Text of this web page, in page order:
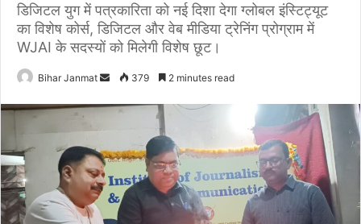
डिजिटल युग में पत्रकारिता को नई दिशा देगा ग्लोबल इंस्टिट्यूट
का विशेष कोर्स, डिजिटल और वेब मीडिया ट्रेनिंग प्रोग्राम में
WJAI के सदस्यों को मिलेगी विशेष छूट।
Bihar Janmat
a
n
e
m
379 2 minutes read